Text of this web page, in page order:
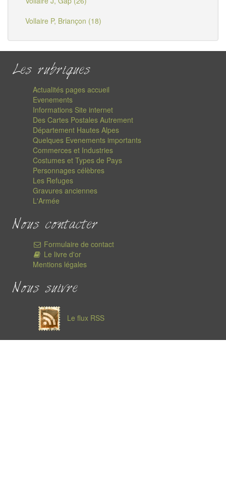
Vollaire P, Briançon (18)
Les rubriques
Actualités pages accueil
Evenements
Informations Site internet
Des Cartes Postales Autrement
Département Hautes Alpes
Quelques Evenements importants
Commerces et Industries
Costumes et Types de Pays
Personnages célèbres
Les Refuges
Gravures anciennes
L'Armée
Nous contacter
Formulaire de contact
Le livre d'or
Mentions légales
Nous suivre
Le flux RSS